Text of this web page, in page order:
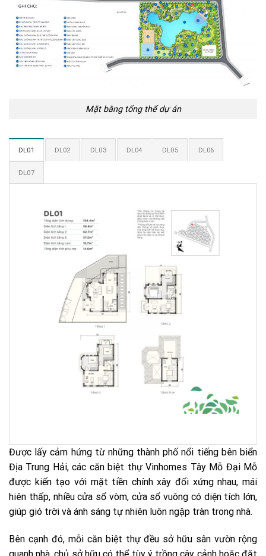
Mặt bằng tổng thể dự án
DL01 DL02 DL03 DL04 DL05 DL06
DL07
Được lấy cảm hứng từ những thành phố nổi tiếng bên biển
Địa Trung Hải, các căn biệt thự Vinhomes Tây Mỗ Đại Mỗ
được kiến tạo với mặt tiền chính xây đối xứng nhau, mái
hiên thấp, nhiều cửa sổ vòm, cửa sổ vuông có diện tích lớn,
giúp gió trời và ánh sáng tự nhiên luôn ngập tràn trong nhà.
Bên cạnh đó, mỗi căn biệt thự đều sở hữu sân vườn rộng